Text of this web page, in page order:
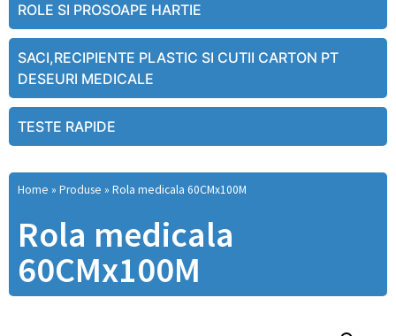
ROLE SI PROSOAPE HARTIE
SACI,RECIPIENTE PLASTIC SI CUTII CARTON PT
DESEURI MEDICALE
TESTE RAPIDE
Home » Produse » Rola medicala 60CMx100M
Rola medicala
60CMx100M